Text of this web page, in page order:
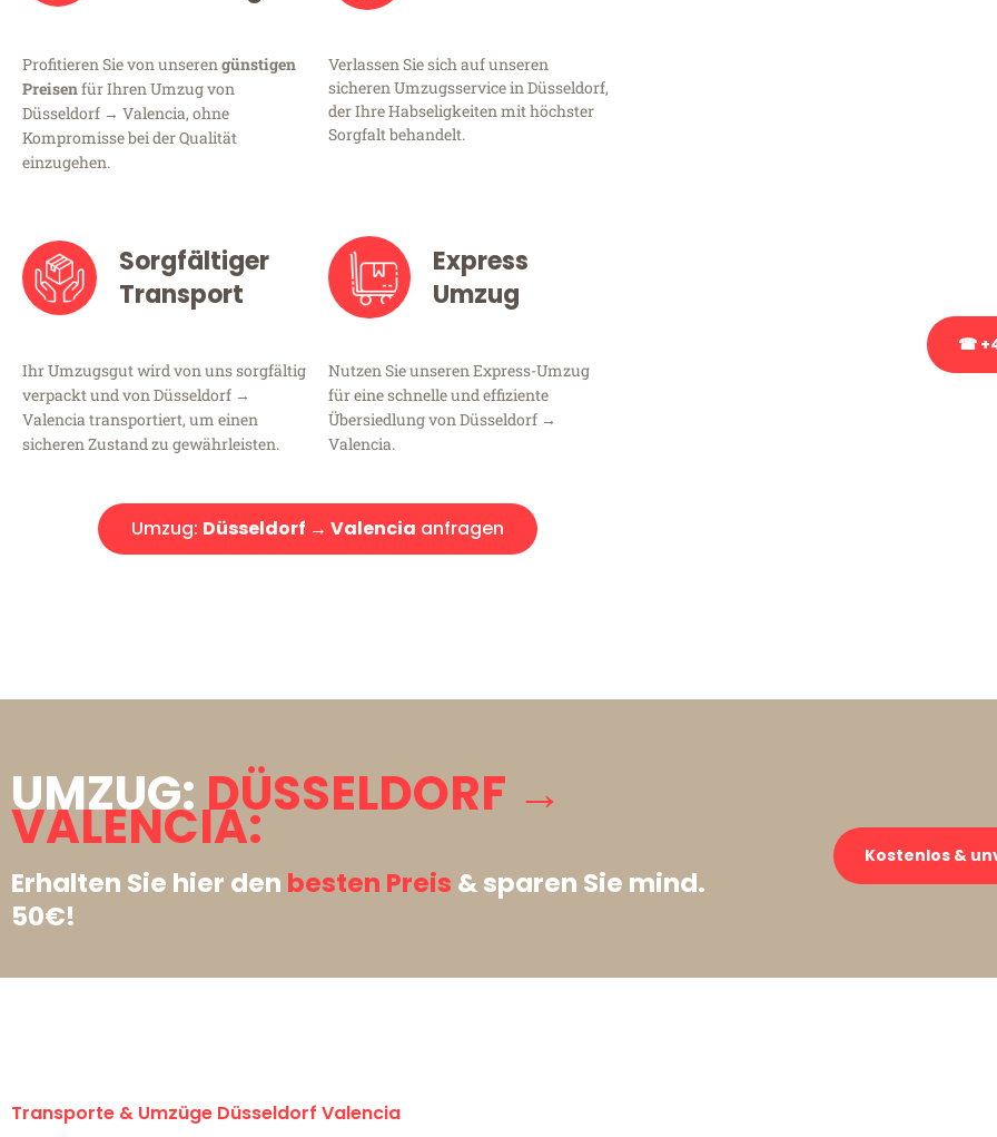
Profitieren Sie von unserengünstigen
Preisenfür Ihren Umzug von
Düsseldorf → Valencia, ohne
Kompromisse bei der Qualität
einzugehen.
Verlassen Sie sich auf unseren
sicheren Umzugsservice in Düsseldorf,
der Ihre Habseligkeiten mit höchster
Sorgfalt behandelt.
Sorgfältiger
Transport
Ihr Umzugsgut wird von uns sorgfältig
verpackt und von Düsseldorf →
Valencia transportiert, um einen
sicheren Zustand zu gewährleisten.
Express
Umzug
Nutzen Sie unseren Express-Umzug
für eine schnelle und effiziente
Übersiedlung von Düsseldorf →
Valencia.
Umzug: Düsseldorf → Valencia anfragen
☎
UMZUG:DÜSSELDORF →
VALENCIA:
Erhalten Sie hier den besten Preis & sparen Sie mind.
50€!
Kostenlos &
Transporte & Umzüge Düsseldorf Valencia